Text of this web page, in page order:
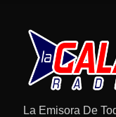
La Emisora De